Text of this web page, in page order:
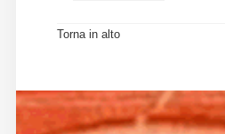
Torna in alto